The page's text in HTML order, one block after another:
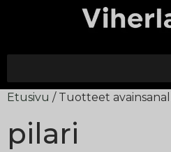
Etusivu / Tuotteet
pilari